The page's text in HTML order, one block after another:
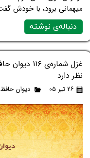
میهمانی برود، با خودش
دنباله‌ی نوشته
غزل
نظر دارد
۲۶ تیر ۰۵ دیوان حافظ